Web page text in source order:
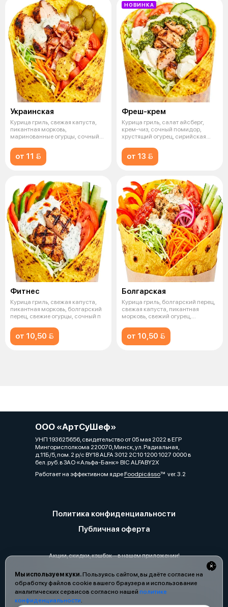
Украинская
Курица гриль, свежая капуста,
пикантная морковь,
маринованные огурцы, сочный
от 11 
НОВИНКА
Фреш-крем
Курица гриль, салат айсберг,
крем-чиз, сочный помидор,
хрустящий огурец, сирийская
от 13 
Фитнес
Курица гриль, свежая капуста,
пикантная морковь, болгарский
перец, свежие огурцы, сочный п
от 10,50 
Болгарская
Курица гриль, болгарский перец,
свежая капуста, пикантная
морковь, свежий огурец,
от 10,50 
Мы используем куки.Пользуясь сайтом, вы даёте согласие на
обработку файлов cookie вашего браузера и использование
аналитических сервисов согласно нашей политике
конфиденциальности.
ООО «АртСуШеф»
УНП 193625656, свидетельство от 05 мая 2022 в ЕГР
Мингорисполкома 220070, Минск, ул. Радиальная,
д.11Б/5, пом. 2 р/с BY18 ALFA 3012 2C10 1200 1027 0000 в
бел. руб. в ЗАО «Альфа-Банк» BIC ALFABY2X
Работает на эффективном ядреFoodpicássover. 3.2
Политика конфиденциальности
Публичная оферта
Акции, скидки, кэшбэк − в нашем приложении!